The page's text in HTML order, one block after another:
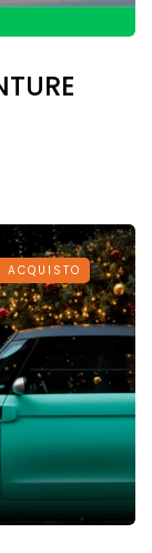
ACQUISTO